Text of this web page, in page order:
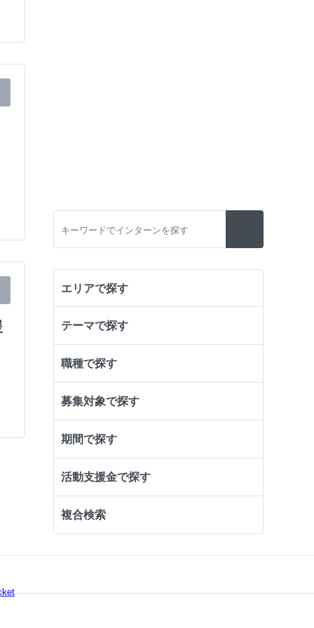
エリアで探す
テーマで探す
職種で探す
募集対象で探す
期間で探す
活動支援金で探す
複合検索